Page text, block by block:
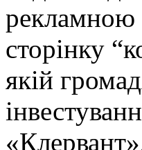
рекламною
сторінку
якій